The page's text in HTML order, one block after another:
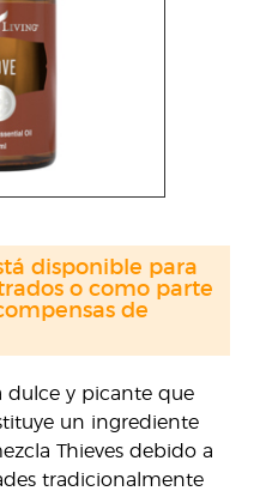
dulce y picante que
un ingrediente
Thieves debido a
tradicionalmente
disponible para
o como parte
de